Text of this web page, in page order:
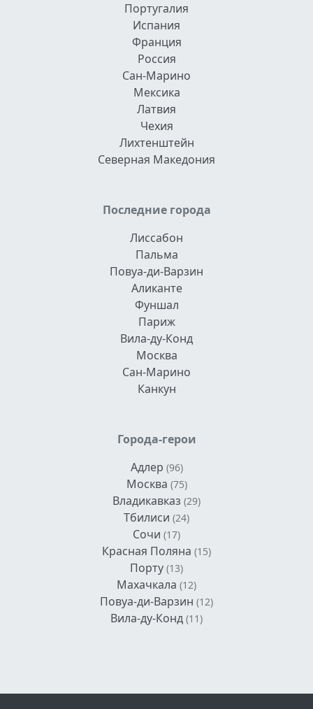
Португалия
Испания
Франция
Россия
Сан-Марино
Мексика
Латвия
Чехия
Лихтенштейн
Северная Македония
Последние города
Лиссабон
Пальма
Повуа-ди-Варзин
Аликанте
Фуншал
Париж
Вила-ду-Конд
Москва
Сан-Марино
Канкун
Города-герои
Адлер (96)
Москва (75)
Владикавказ (29)
Тбилиси (24)
Сочи (17)
Красная Поляна (15)
Порту (13)
Махачкала (12)
Повуа-ди-Варзин (12)
Вила-ду-Конд (11)